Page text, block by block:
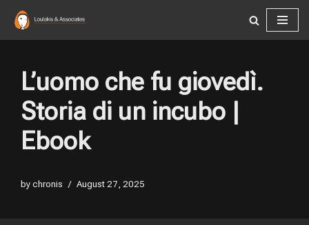
Skip
content
L’uomo che fu giovedì.
Storia di un incubo |
Ebook
bychronis August 27, 2025